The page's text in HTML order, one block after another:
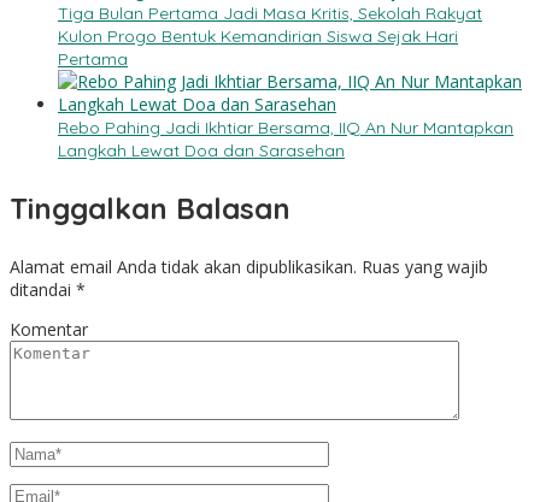
Tiga Bulan Pertama Jadi Masa Kritis, Sekolah Rakyat
Kulon Progo Bentuk Kemandirian Siswa Sejak Hari
Pertama
Rebo Pahing Jadi Ikhtiar Bersama, IIQ An Nur Mantapkan
Langkah Lewat Doa dan Sarasehan
Tinggalkan Balasan
Alamat email Anda tidak akan dipublikasikan. Ruas yang wajib
ditandai *
Komentar